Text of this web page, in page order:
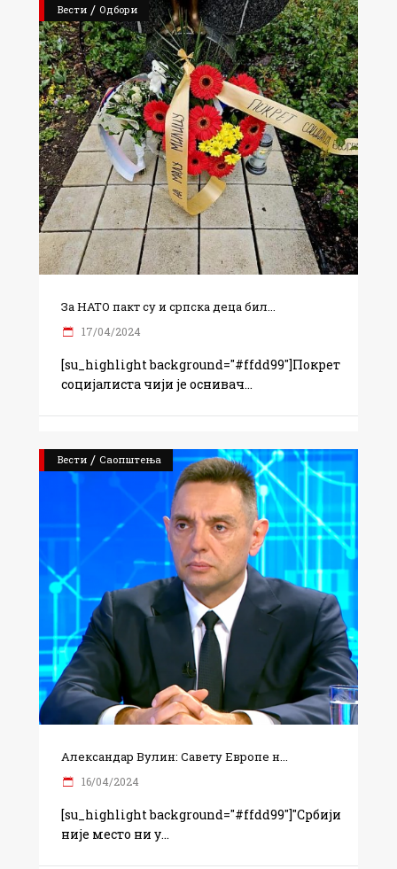
Вести / Одбори
За НАТО пакт су и српска деца бил...
17/04/2024
[su_highlight background="#ffdd99"]Покрет
социјалиста чији је оснивач
Вести / Саопштења
Александар Вулин: Савету Европе н...
16/04/2024
[su_highlight background="#ffdd99"]"Србији
није место ни у